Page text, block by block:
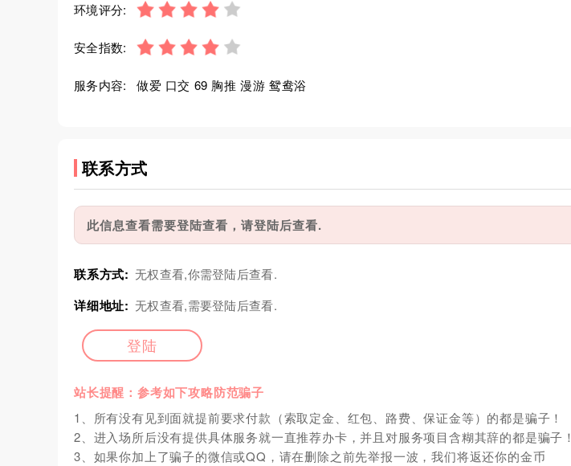
环境评分:
安全指数:
服务内容: 做爱 口交 69 胸推 漫游 鸳鸯浴
联系方式
此信息查看需要登陆查看，请登陆后查看.
联系方式: 无权查看,你需登陆后查看.
详细地址: 无权查看,需要登陆后查看.
登陆
站长提醒：参考如下攻略防范骗子
1、所有没有见到面就提前要求付款（索取定金、红包、路费、保证金等）的都是骗子！
2、进入场所后没有提供具体服务就一直推荐办卡，并且对服务项目含糊其辞的都是骗子！
3、如果你加上了骗子的微信或QQ，请在删除之前先举报一波，我们将返还你的金币